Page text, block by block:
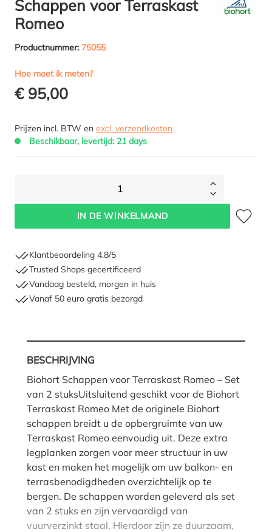
Schappen voor Terraskast
Romeo
Productnummer: 75055
Hoe moet ik meten?
€ 95,00
Prijzen incl. BTW en excl. verzendkosten
Beschikbaar, levertijd: 21 days
1
IN DE WINKELMAND
Klantbeoordeling 4.8/5
Trusted Shops gecertificeerd
Vandaag besteld, morgen in huis
Vanaf 50 euro gratis bezorgd
BESCHRIJVING
Biohort Schappen voor Terraskast Romeo – Set
van 2 stuksUitsluitend geschikt voor de Biohort
Terraskast Romeo Met de originele Biohort
schappen breidt u de opbergruimte van uw
Terraskast Romeo eenvoudig uit. Deze extra
legplanken zorgen voor meer structuur in uw
kast en maken het mogelijk om uw balkon- en
terrasbenodigdheden overzichtelijk op te
bergen. De schappen worden geleverd als set
van 2 stuks en zijn vervaardigd van
vuurverzinkt staal. Hierdoor zijn ze duurzaam,